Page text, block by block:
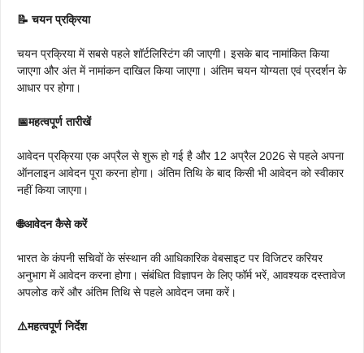
📝 चयन प्रक्रिया
चयन प्रक्रिया में सबसे पहले शॉर्टलिस्टिंग की जाएगी। इसके बाद नामांकित किया
जाएगा और अंत में नामांकन दाखिल किया जाएगा। अंतिम चयन योग्यता एवं प्रदर्शन के
आधार पर होगा।
📅महत्वपूर्ण तारीखें
आवेदन प्रक्रिया एक अप्रैल से शुरू हो गई है और 12 अप्रैल 2026 से पहले अपना
ऑनलाइन आवेदन पूरा करना होगा। अंतिम तिथि के बाद किसी भी आवेदन को स्वीकार
नहीं किया जाएगा।
🌐आवेदन कैसे करें
भारत के कंपनी सचिवों के संस्थान की आधिकारिक वेबसाइट पर विजिटर करियर
अनुभाग में आवेदन करना होगा। संबंधित विज्ञापन के लिए फॉर्म भरें, आवश्यक दस्तावेज
अपलोड करें और अंतिम तिथि से पहले आवेदन जमा करें।
⚠️महत्वपूर्ण निर्देश